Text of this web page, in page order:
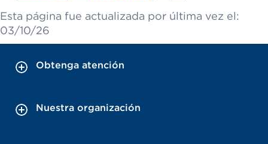
Esta página fue actualizada por última vez el:
03/10/26
Obtenga atención
Nuestra organización